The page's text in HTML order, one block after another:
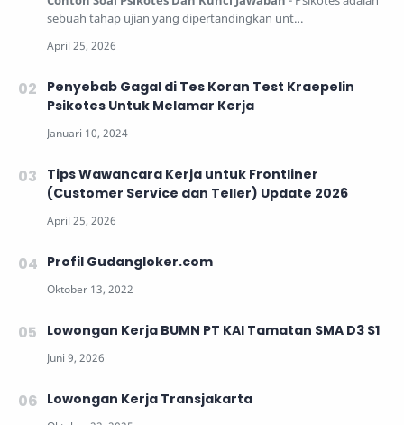
sebuah tahap ujian yang dipertandingkan unt…
Penyebab Gagal di Tes Koran Test Kraepelin
Psikotes Untuk Melamar Kerja
Tips Wawancara Kerja untuk Frontliner
(Customer Service dan Teller) Update 2026
Profil Gudangloker.com
Lowongan Kerja BUMN PT KAI Tamatan SMA D3 S1
Lowongan Kerja Transjakarta